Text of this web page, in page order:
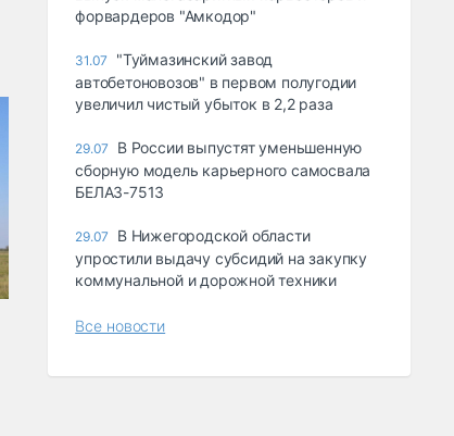
форвардеров "Амкодор"
31.07
"Туймазинский завод
автобетоновозов" в первом полугодии
увеличил чистый убыток в 2,2 раза
29.07
В России выпустят уменьшенную
сборную модель карьерного самосвала
БЕЛАЗ-7513
29.07
В Нижегородской области
упростили выдачу субсидий на закупку
коммунальной и дорожной техники
Все новости